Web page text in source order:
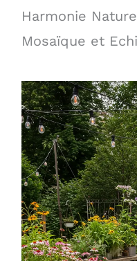
Harmonie
Mosaïque et